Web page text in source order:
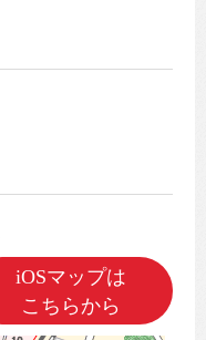
iOSマップは
こちらから